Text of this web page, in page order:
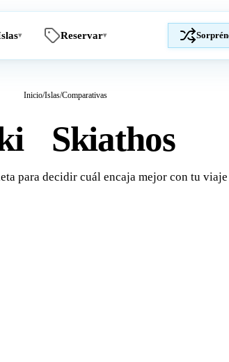
▾ Reservar▾
Inicio/Islas/Comparativas
Skiathos
para decidir cuál encaja mejor con tu viaje